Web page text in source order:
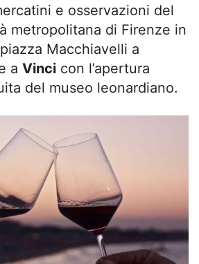
e osservazioni del
metropolitana di Firenze in
Macchiavelli a
a Vinci con l’apertura
del museo leonardiano.